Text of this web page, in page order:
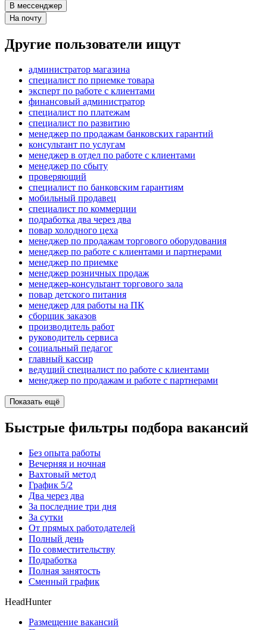
В мессенджер
На почту
Другие пользователи ищут
администратор магазина
специалист по приемке товара
эксперт по работе с клиентами
финансовый администратор
специалист по платежам
специалист по развитию
менеджер по продажам банковских гарантий
консультант по услугам
менеджер в отдел по работе с клиентами
менеджер по сбыту
проверяющий
специалист по банковским гарантиям
мобильный продавец
специалист по коммерции
подработка два через два
повар холодного цеха
менеджер по продажам торгового оборудования
менеджер по работе с клиентами и партнерами
менеджер по приемке
менеджер розничных продаж
менеджер-консультант торгового зала
повар детского питания
менеджер для работы на ПК
сборщик заказов
производитель работ
руководитель сервиса
социальный педагог
главный кассир
ведущий специалист по работе с клиентами
менеджер по продажам и работе с партнерами
Показать ещё
Быстрые фильтры подбора вакансий
Без опыта работы
Вечерняя и ночная
Вахтовый метод
График 5/2
Два через два
За последние три дня
За сутки
От прямых работодателей
Полный день
По совместительству
Подработка
Полная занятость
Сменный график
HeadHunter
Размещение вакансий